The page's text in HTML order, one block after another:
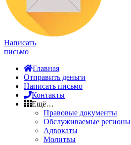
Написать
письмо
Главная
Отправить деньги
Написать письмо
Контакты
Ещё…
Правовые документы
Обслуживаемые регионы
Адвокаты
Молитвы